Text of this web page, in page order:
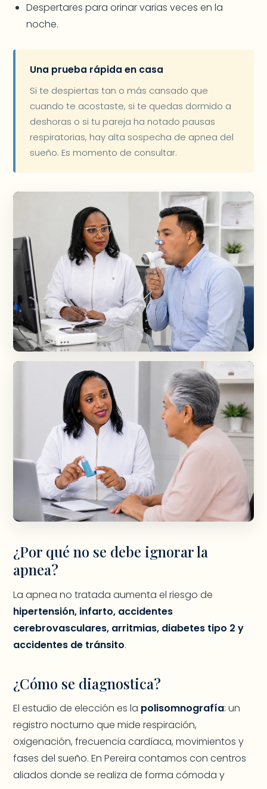
Despertares para orinar varias veces en la
noche.
Una prueba rápida en casa
Si te despiertas tan o más cansado que
cuando te acostaste, si te quedas dormido a
deshoras o si tu pareja ha notado pausas
respiratorias, hay alta sospecha de apnea del
sueño. Es momento de consultar.
¿Por qué no se debe ignorar la
apnea?
La apnea no tratada aumenta el riesgo de
hipertensión, infarto, accidentes
cerebrovasculares, arritmias, diabetes tipo 2 y
accidentes de tránsito.
¿Cómo se diagnostica?
El estudio de elección es la polisomnografía: un
registro nocturno que mide respiración,
oxigenación, frecuencia cardíaca, movimientos y
fases del sueño. En Pereira contamos con centros
aliados donde se realiza de forma cómoda y